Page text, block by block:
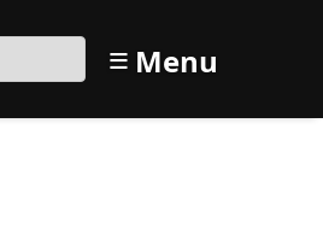
≡ Menu